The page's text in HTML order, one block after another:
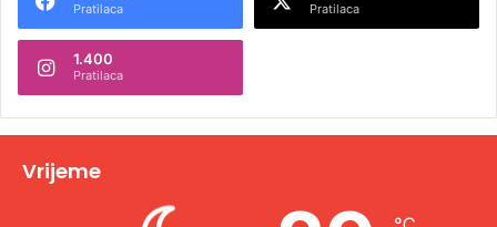
n
t
v
Pratilaca Pratilaca
1.400
Pratilaca
Vrijeme